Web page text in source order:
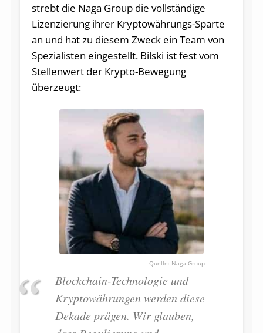
strebt die Naga Group die vollständige
Lizenzierung ihrer Kryptowährungs-Sparte
an und hat zu diesem Zweck ein Team von
Spezialisten eingestellt. Bilski ist fest vom
Stellenwert der Krypto-Bewegung
überzeugt:
Naga Group
Blockchain-Technologie und
Kryptowährungen werden diese
Dekade prägen. Wir glauben,